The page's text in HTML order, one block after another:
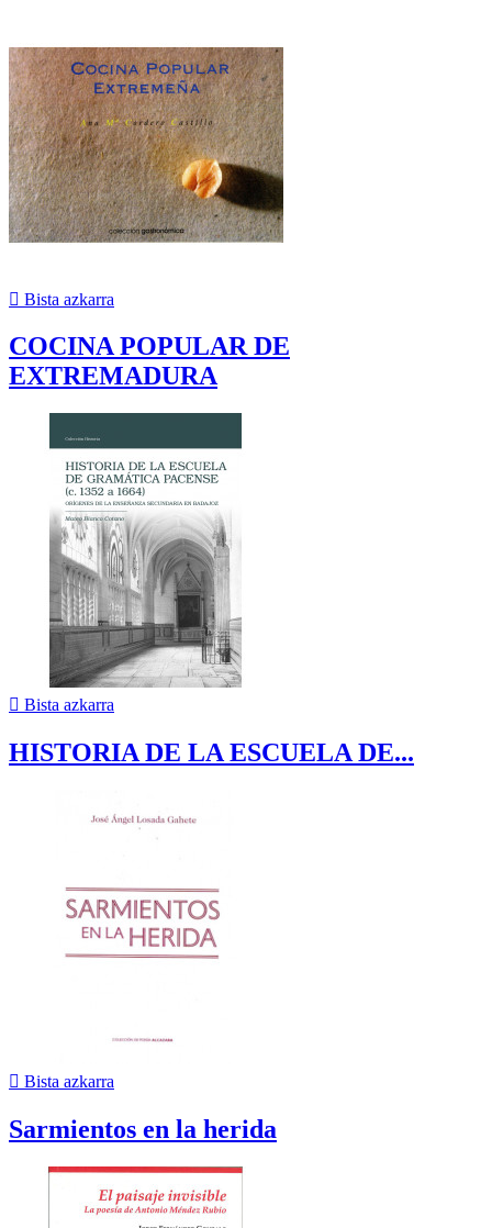
 Bista azkarra
COCINA POPULAR DE
EXTREMADURA
 Bista azkarra
HISTORIA DE LA ESCUELA DE...
 Bista azkarra
Sarmientos en la herida